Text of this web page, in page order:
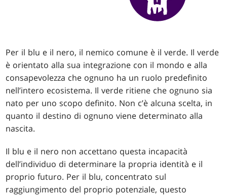
Per il blu e il nero, il nemico comune è il verde. Il verde
è orientato alla sua integrazione con il mondo e alla
consapevolezza che ognuno ha un ruolo predefinito
nell’intero ecosistema. Il verde ritiene che ognuno sia
nato per uno scopo definito. Non c’è alcuna scelta, in
quanto il destino di ognuno viene determinato alla
nascita.
Il blu e il nero non accettano questa incapacità
dell’individuo di determinare la propria identità e il
proprio futuro. Per il blu, concentrato sul
raggiungimento del proprio potenziale, questo